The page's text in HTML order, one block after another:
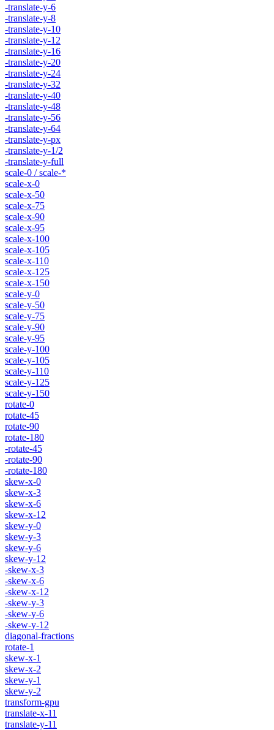
-translate-y-6
-translate-y-8
-translate-y-10
-translate-y-12
-translate-y-16
-translate-y-20
-translate-y-24
-translate-y-32
-translate-y-40
-translate-y-48
-translate-y-56
-translate-y-64
-translate-y-px
-translate-y-1/2
-translate-y-full
scale-0 / scale-*
scale-x-0
scale-x-50
scale-x-75
scale-x-90
scale-x-95
scale-x-100
scale-x-105
scale-x-110
scale-x-125
scale-x-150
scale-y-0
scale-y-50
scale-y-75
scale-y-90
scale-y-95
scale-y-100
scale-y-105
scale-y-110
scale-y-125
scale-y-150
rotate-0
rotate-45
rotate-90
rotate-180
-rotate-45
-rotate-90
-rotate-180
skew-x-0
skew-x-3
skew-x-6
skew-x-12
skew-y-0
skew-y-3
skew-y-6
skew-y-12
-skew-x-3
-skew-x-6
-skew-x-12
-skew-y-3
-skew-y-6
-skew-y-12
diagonal-fractions
rotate-1
skew-x-1
skew-x-2
skew-y-1
skew-y-2
transform-gpu
translate-x-11
translate-y-11